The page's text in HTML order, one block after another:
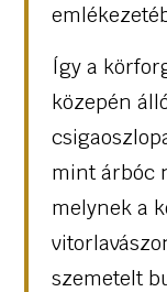
Így a
közepén
mint árbóc
melynek a
szemetelt